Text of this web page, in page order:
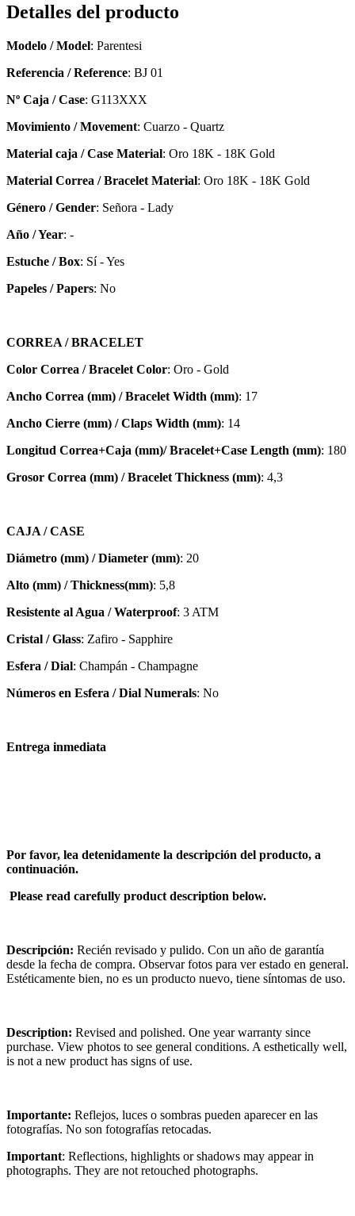
Detalles del producto
Modelo / Model: Parentesi
Referencia / Reference: BJ 01
Nº Caja / Case: G113XXX
Movimiento / Movement: Cuarzo - Quartz
Material caja / Case Material: Oro 18K - 18K Gold
Material Correa / Bracelet Material: Oro 18K - 18K Gold
Género / Gender: Señora - Lady
Año / Year: -
Estuche / Box: Sí - Yes
Papeles / Papers: No
CORREA / BRACELET
Color Correa / Bracelet Color: Oro - Gold
Ancho Correa (mm) / Bracelet Width (mm): 17
Ancho Cierre (mm) / Claps Width (mm): 14
Longitud Correa+Caja (mm)/ Bracelet+Case Length (mm): 180
Grosor Correa (mm) / Bracelet Thickness (mm): 4,3
CAJA / CASE
Diámetro (mm) / Diameter (mm): 20
Alto (mm) / Thickness(mm): 5,8
Resistente al Agua / Waterproof: 3 ATM
Cristal / Glass: Zafiro - Sapphire
Esfera / Dial: Champán - Champagne
Números en Esfera / Dial Numerals: No
Entrega inmediata
Por favor, lea detenidamente la descripción del producto, a
continuación.
Please read carefully product description below.
Descripción: Recién revisado y pulido. Con un año de garantía
desde la fecha de compra. Observar fotos para ver estado en general.
Estéticamente bien, no es un producto nuevo, tiene síntomas de uso.
Description: Revised and polished. One year warranty since
purchase. View photos to see general conditions. A esthetically well,
is not a new product has signs of use.
Importante: Reflejos, luces o sombras pueden aparecer en las
fotografías. No son fotografías retocadas.
Important: Reflections, highlights or shadows may appear in
photographs. They are not retouched photographs.